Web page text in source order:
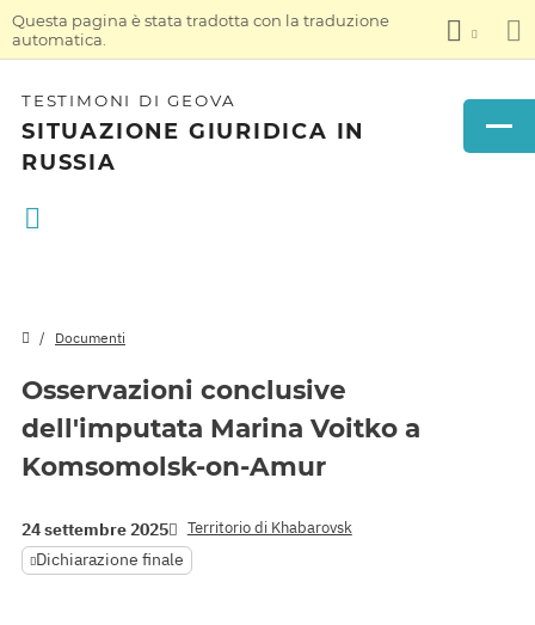
Questa pagina è stata tradotta con la traduzione
automatica.
TESTIMONI DI GEOVA
SITUAZIONE GIURIDICA IN
RUSSIA
Documenti
Osservazioni conclusive
dell'imputata Marina Voitko a
Komsomolsk-on-Amur
24 settembre 2025 Territorio di Khabarovsk
Dichiarazione finale